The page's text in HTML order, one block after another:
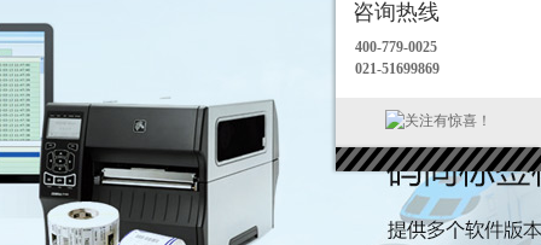
咨询热线
400-779-0025
021-51699869
关注有惊喜！